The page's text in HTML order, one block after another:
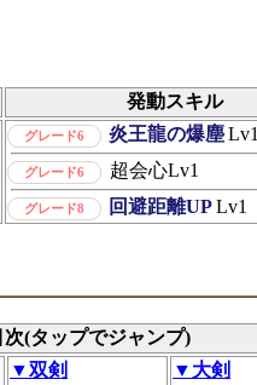
発動スキル
グレード6 炎王龍の爆塵Lv1
グレード6 超会心Lv1
グレード8 回避距離UPLv1
次(タップでジャンプ)
▼双剣
▼大剣